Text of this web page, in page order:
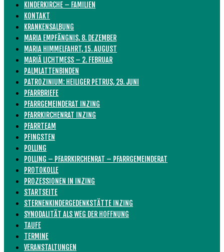
KINDERKIRCHE – FAMILIEN
KONTAKT
KRANKENSALBUNG
MARIA EMPFÄNGNIS, 8. DEZEMBER
MARIA HIMMELFAHRT, 15. AUGUST
MARIÄ LICHTMESS – 2. FEBRUAR
PALMLATTENBINDEN
PATROZINIUM: HEILIGER PETRUS, 29. JUNI
PFARRBRIEFE
PFARRGEMEINDERAT INZING
PFARRKIRCHENRAT INZING
PFARRTEAM
PFINGSTEN
POLLING
POLLING – PFARRKIRCHENRAT – PFARRGEMEINDERAT
PROTOKOLLE
PROZESSIONEN IN INZING
STARTSEITE
STERNENKINDERGEDENKSTÄTTE INZING
SYNODALITÄT ALS WEG DER HOFFNUNG
TAUFE
TERMINE
VERANSTALTUNGEN